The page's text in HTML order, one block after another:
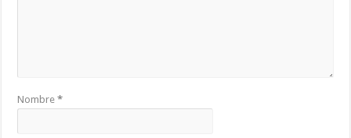
Nombre*